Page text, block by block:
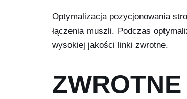
Optymalizacja pozycjonowania
łączenia muszli. Podczas
wysokiej jakości linki zwrotne.